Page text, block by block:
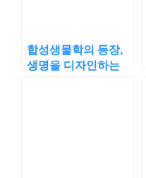
합성생물학의 등장,
생명을 디자인하는